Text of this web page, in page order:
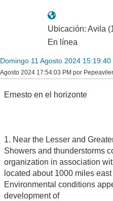
Ubicación: Avila
En línea
Domingo 11 Agosto 2024 15:19:40
Agosto 2024 17:54:03 PM por
Ernesto en el horizonte
1. Near the Lesser and
Showers and thunderstorms
organization in association
located about 1000 miles
Environmental conditions
development of